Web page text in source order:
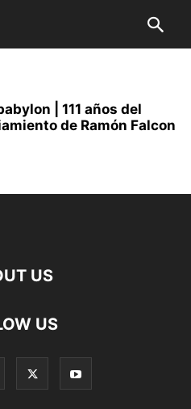
| 111 años del
de Ramón Falcon
US
US